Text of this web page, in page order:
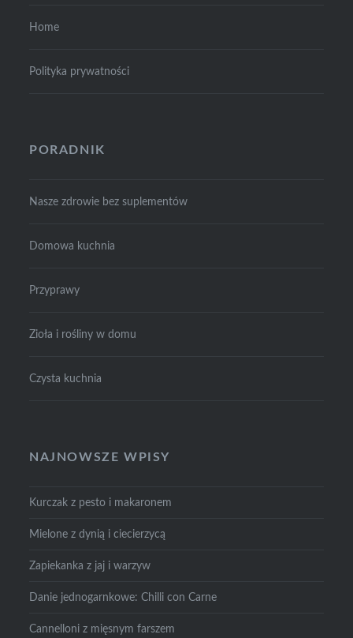
Home
Polityka prywatności
PORADNIK
Nasze zdrowie bez suplementów
Domowa kuchnia
Przyprawy
Zioła i rośliny w domu
Czysta kuchnia
NAJNOWSZE WPISY
Kurczak z pesto i makaronem
Mielone z dynią i ciecierzycą
Zapiekanka z jaj i warzyw
Danie jednogarnkowe: Chilli con Carne
Cannelloni z mięsnym farszem